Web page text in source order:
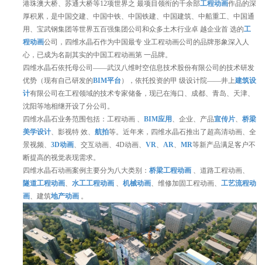
港珠澳大桥、苏通大桥等12项世界之 最项目领衔的千余部工程动画作品的深
厚积累，是中国交建、中国中铁、中国铁建、中国建筑、中船重工、中国通
用、宝武钢集团等世界五百强集团公司和众多土木行业卓 越企业首 选的工
程动画公司，四维水晶石作为中国最专 业工程动画公司的品牌形象深入人
心，已成为名副其实的中国工程动画第 一品牌。
四维水晶石依托母公司——武汉八维时空信息技术股份有限公司的技术研发
优势（现有自己研发的BIM平台），依托投资的甲 级设计院——井上建筑设
计有限公司在工程领域的技术专家储备，现已在海口、成都、青岛、天津、
沈阳等地相继开设了分公司。
四维水晶石业务范围包括：工程动画 、BIM应用 、企业、产品宣传片、桥梁
美学设计、影视特 效、航拍等。近年来，四维水晶石推出了超高清动画、全
景视频、3D动画、交互动画、4D动画、VR、AR、MR等新产品满足客户不
断提高的视觉表现需求。
四维水晶石动画案例主要分为八大类别：桥梁工程动画 、道路工程动画、
隧道工程动画、水工工程动画 、机械动画、维修加固工程动画、工艺流程动
画、建筑地产动画 。